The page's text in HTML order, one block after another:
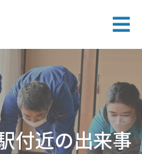
付近の出来事